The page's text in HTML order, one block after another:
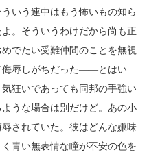
いう連中はもう怖いもの知ら
。そういうわけだから尚も正
でたい受難仲間のことを無視
侮辱しがちだった――とはい
狂いであっても同邦の手強い
うな場合は別だけど。あの小
されていた。彼はどんな嫌味
青い無表情な瞳が不安の色を